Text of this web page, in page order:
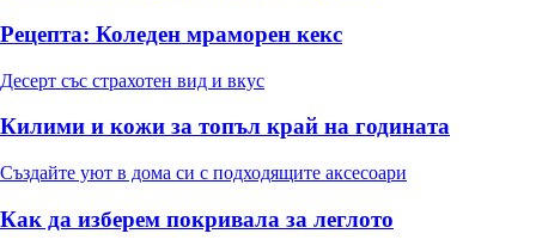
Рецепта: Коледен мраморен кекс
Десерт със страхотен вид и вкус
Килими и кожи за топъл край на годината
Създайте уют в дома си с подходящите аксесоари
Как да изберем покривала за леглото